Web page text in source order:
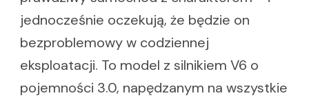
jednocześnie oczekują, że będzie on
bezproblemowy w codziennej
eksploatacji. To model z silnikiem V6 o
pojemności 3.0, napędzanym na wszystkie